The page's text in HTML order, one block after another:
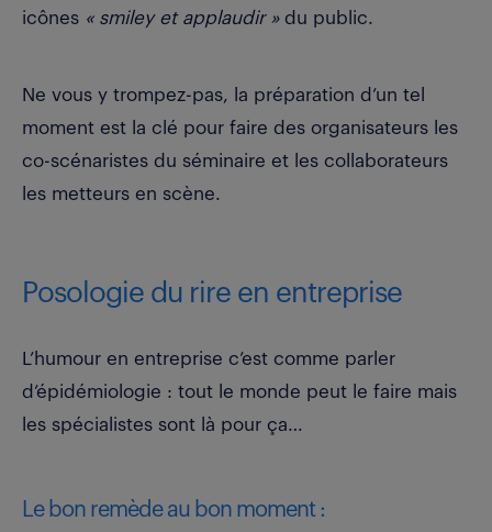
icônes « smiley et applaudir »du public.
Ne vous y trompez-pas, la préparation d’un tel
moment est la clé pour faire des organisateurs les
co-scénaristes du séminaire et les collaborateurs
les metteurs en scène.
Posologie du rire en entreprise
L’humour en entreprise c’est comme parler
d’épidémiologie : tout le monde peut le faire mais
les spécialistes sont là pour ça…
Le bon remède au bon moment :